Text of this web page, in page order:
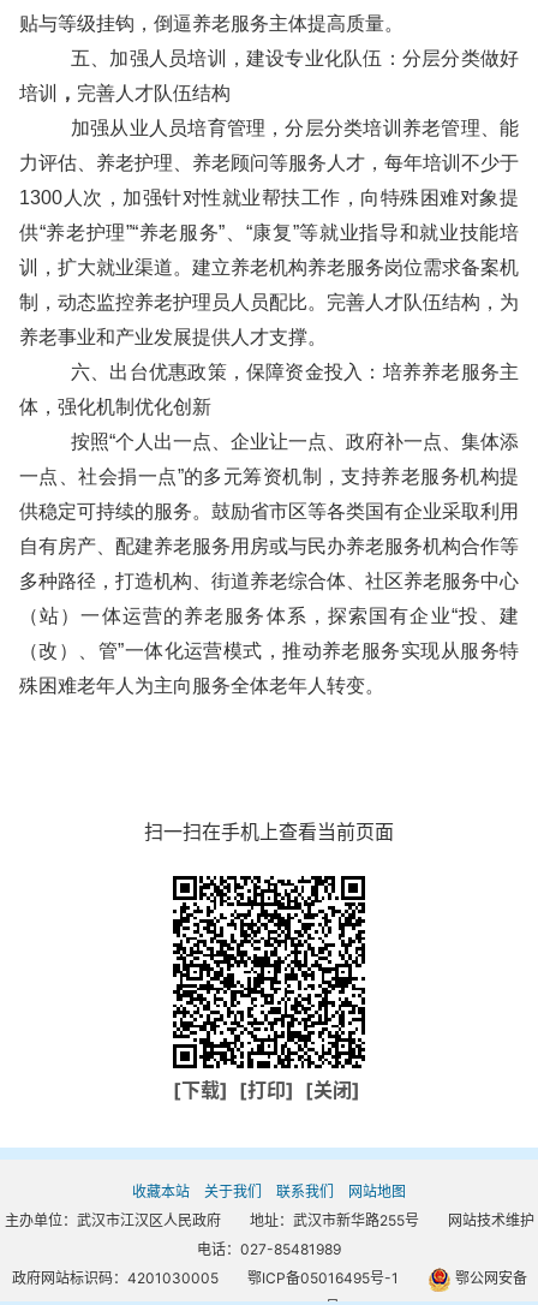
贴与等级挂钩，倒逼养老服务主体提高质量。
五、加强人员培训，建设专业化队伍：分层分类做好
培训
， 完善人才队伍结构
加强从业人员培育管理，分层分类培训养老管理、能
力评估、养老护理、养老顾问等服务人才，每年培训不少于
1300人次，加强针对性就业帮扶工作，向特殊困难对象提
供“养老护理”“养老服务”、“康复”等就业指导和就业技能培
训，扩大就业渠道。建立养老机构养老服务岗位需求备案机
制，动态监控养老护理员人员配比。完善人才队伍结构，为
养老事业和产业发展提供人才支撑。
六、出台优惠政策，保障资金投入：培养养老服务主
体，强化机制优化创新
按照“个人出一点、企业让一点、政府补一点、集体添
一点、社会捐一点”的多元筹资机制，支持养老服务机构提
供稳定可持续的服务。鼓励省市区等各类国有企业采取利用
自有房产、配建养老服务用房或与民办养老服务机构合作等
多种路径，打造机构、街道养老综合体、社区养老服务中心
（站）一体运营的养老服务体系，探索国有企业“投、建
（改）、管”一体化运营模式，推动养老服务实现从服务特
殊困难老年人为主向服务全体老年人转变。
扫一扫在手机上查看当前页面
[下载] [打印] [关闭]
收藏本站 关于我们 联系我们
网站地图
主办单位：武汉市江汉区人民政府 地址：武汉市新华路255号 网站技术维护
电话：027-85481989
政府网站标识码：4201030005 鄂ICP备05016495号-1
鄂公网安备